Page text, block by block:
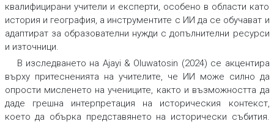
квалифицирани учители и експерти, особено в области като
история и география, а инструментите с ИИ да се обучават и
адаптират за образователни нужди с допълнителни ресурси
и източници.
В изследването на Ajayi & Oluwatosin (2024) се акцентира
върху притесненията на учителите, че ИИ може силно да
опрости мисленето на учениците, както и възможността да
даде грешна интерпретация на историческия контекст,
което да обърка представянето на исторически събития.